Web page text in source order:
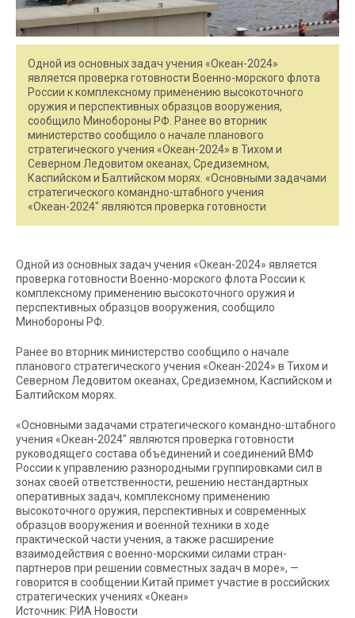
Одной из основных задач учения «Океан-2024»
является проверка готовности Военно-морского флота
России к комплексному применению высокоточного
оружия и перспективных образцов вооружения,
сообщило Минобороны РФ. Ранее во вторник
министерство сообщило о начале планового
стратегического учения «Океан-2024» в Тихом и
Северном Ледовитом океанах, Средиземном,
Каспийском и Балтийском морях. «Основными задачами
стратегического командно-штабного учения
«Океан-2024″ являются проверка готовности
Одной из основных задач учения «Океан-2024» является
проверка готовности Военно-морского флота России к
комплексному применению высокоточного оружия и
перспективных образцов вооружения, сообщило
Минобороны РФ.
Ранее во вторник министерство сообщило о начале
планового стратегического учения «Океан-2024» в Тихом и
Северном Ледовитом океанах, Средиземном, Каспийском и
Балтийском морях.
«Основными задачами стратегического командно-штабного
учения «Океан-2024″ являются проверка готовности
руководящего состава объединений и соединений ВМФ
России к управлению разнородными группировками сил в
зонах своей ответственности, решению нестандартных
оперативных задач, комплексному применению
высокоточного оружия, перспективных и современных
образцов вооружения и военной техники в ходе
практической части учения, а также расширение
взаимодействия с военно-морскими силами стран-
партнеров при решении совместных задач в море», —
говорится в сообщении.Китай примет участие в российских
стратегических учениях «Океан»
Источник: РИА Новости